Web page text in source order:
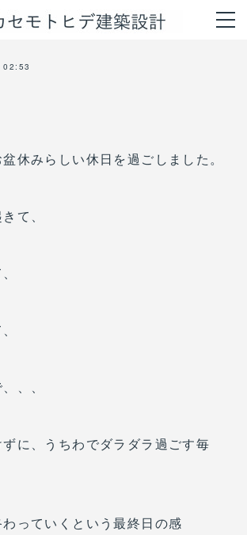
休みらしい休日を過ごしました。
て、
、、
に、うちわでダラダラ過ごす毎
っていくという最終日の感